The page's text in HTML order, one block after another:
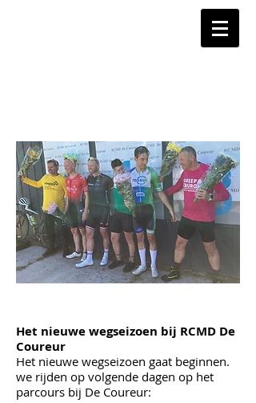
Het nieuwe wegseizoen bij RCMD De
Coureur
​Het nieuwe wegseizoen gaat beginnen.
we rijden op volgende dagen op het
parcours bij De Coureur: